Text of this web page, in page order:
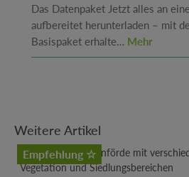
Das Datenpaket Jetzt alles an
aufbereitet herunterladen – mit
Basispaket erhalte… Mehr
Produktgalerie überspringen
Weitere Artikel
Empfehlung ☆